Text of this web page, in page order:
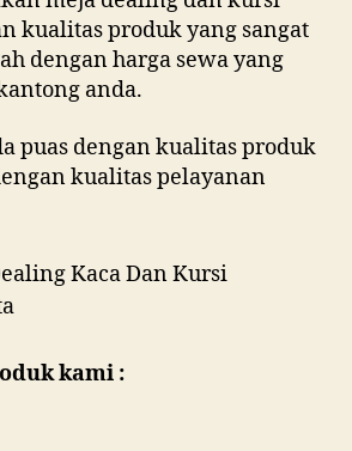
kualitas produk yang sangat
dengan harga sewa yang
anda.
puas dengan kualitas produk
kualitas pelayanan
kami :